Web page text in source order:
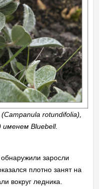
rotundifolia),
Bluebell.
заросли
плотно занят на
вокруг ледника.